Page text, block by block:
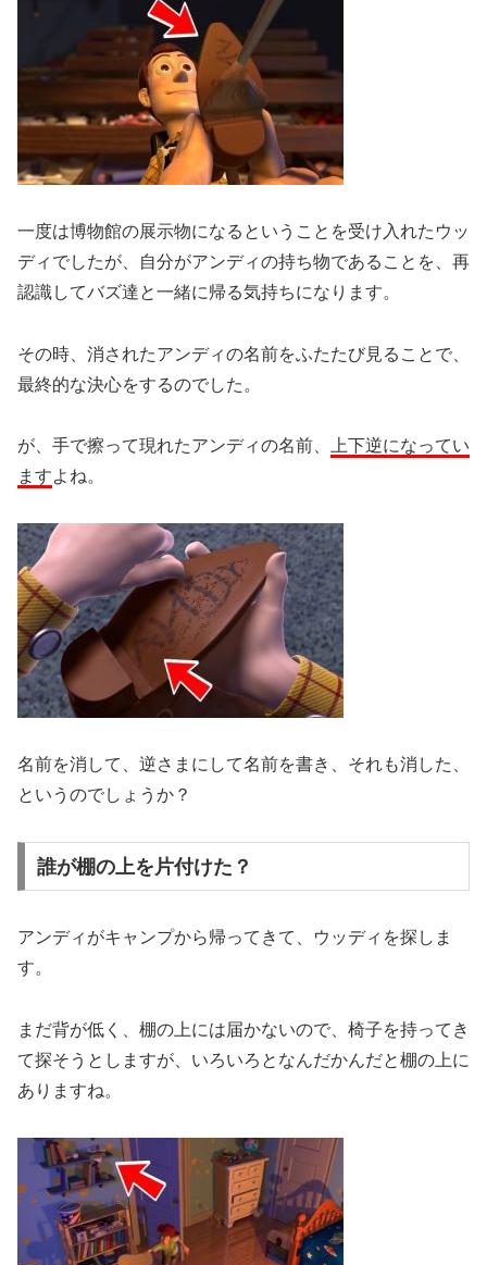
一度は博物館の展示物になるということを受け入れたウッ
ディでしたが、自分がアンディの持ち物であることを、再
認識してバズ達と一緒に帰る気持ちになります。
その時、消されたアンディの名前をふたたび見ることで、
最終的な決心をするのでした。
が、手で擦って現れたアンディの名前、
上下逆になってい
ますよね。
名前を消して、逆さまにして名前を書き、それも消した、
というのでしょうか？
誰が棚の上を片付けた？
アンディがキャンプから帰ってきて、ウッディを探しま
す。
まだ背が低く、棚の上には届かないので、椅子を持ってき
て探そうとしますが、いろいろとなんだかんだと棚の上に
ありますね。